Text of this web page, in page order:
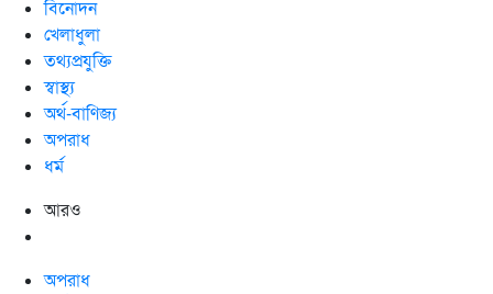
বিনোদন
খেলাধুলা
তথ্যপ্রযুক্তি
স্বাস্থ্য
অর্থ-বাণিজ্য
অপরাধ
ধর্ম
আরও
অপরাধ